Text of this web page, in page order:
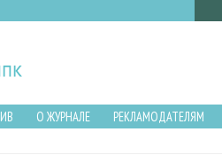
О ЖУРНАЛЕ
РЕКЛАМОДАТЕЛЯМ